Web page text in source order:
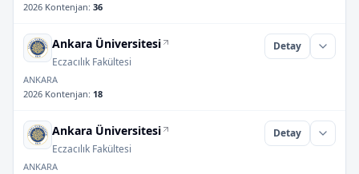
2026 Kontenjan: 36
Ankara Üniversitesi
Eczacılık Fakültesi
Detay
ANKARA
2026 Kontenjan: 18
Ankara Üniversitesi
Eczacılık Fakültesi
Detay
ANKARA